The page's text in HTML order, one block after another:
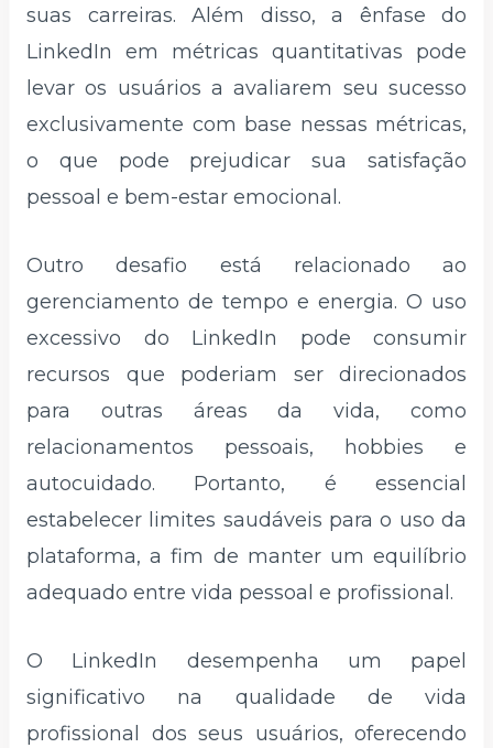
suas carreiras. Além disso, a ênfase do
LinkedIn em métricas quantitativas pode
levar os usuários a avaliarem seu sucesso
exclusivamente com base nessas métricas,
o que pode prejudicar sua satisfação
pessoal e bem-estar emocional.
Outro desafio está relacionado ao
gerenciamento de tempo e energia. O uso
excessivo do LinkedIn pode consumir
recursos que poderiam ser direcionados
para outras áreas da vida, como
relacionamentos pessoais, hobbies e
autocuidado. Portanto, é essencial
estabelecer limites saudáveis ​​para o uso da
plataforma, a fim de manter um equilíbrio
adequado entre vida pessoal e profissional.
O LinkedIn desempenha um papel
significativo na qualidade de vida
profissional dos seus usuários, oferecendo